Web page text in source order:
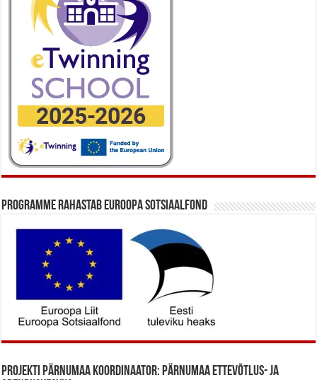
Programme rahastab Euroopa Sotsiaalfond
Projekti Pärnumaa koordinaator: Pärnumaa Ettevõtlus- ja